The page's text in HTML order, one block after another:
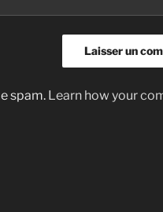
spam. Learn how your